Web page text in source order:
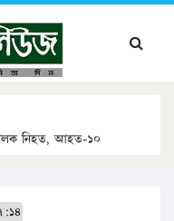
নিহত, আহত-১০